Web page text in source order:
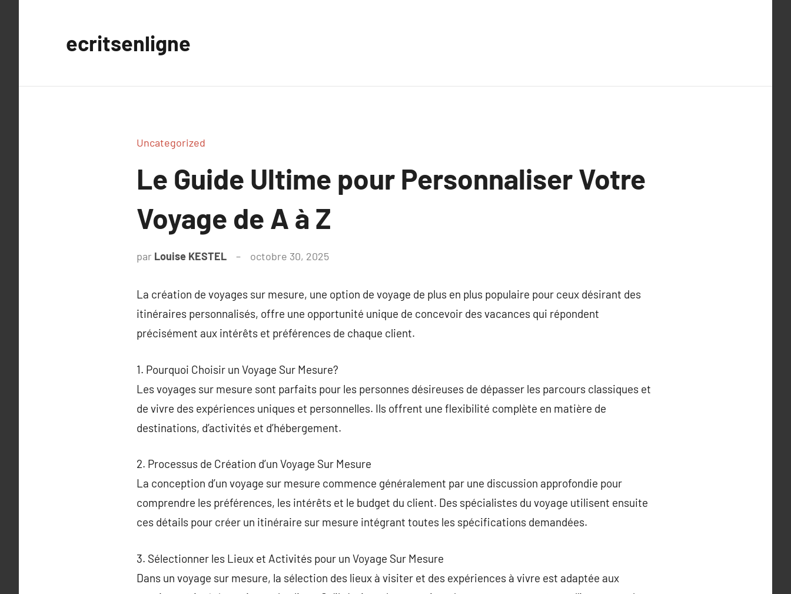
ecritsenligne
Uncategorized
Le Guide Ultime pour Personnaliser Votre
Voyage de A à Z
par Louise KESTEL octobre 30, 2025
La création de voyages sur mesure, une option de voyage de plus en plus populaire pour ceux désirant des
itinéraires personnalisés, offre une opportunité unique de concevoir des vacances qui répondent
précisément aux intérêts et préférences de chaque client.
1. Pourquoi Choisir un Voyage Sur Mesure?
Les voyages sur mesure sont parfaits pour les personnes désireuses de dépasser les parcours classiques et
de vivre des expériences uniques et personnelles. Ils offrent une flexibilité complète en matière de
destinations, d’activités et d’hébergement.
2. Processus de Création d’un Voyage Sur Mesure
La conception d’un voyage sur mesure commence généralement par une discussion approfondie pour
comprendre les préférences, les intérêts et le budget du client. Des spécialistes du voyage utilisent ensuite
ces détails pour créer un itinéraire sur mesure intégrant toutes les spécifications demandées.
3. Sélectionner les Lieux et Activités pour un Voyage Sur Mesure
Dans un voyage sur mesure, la sélection des lieux à visiter et des expériences à vivre est adaptée aux